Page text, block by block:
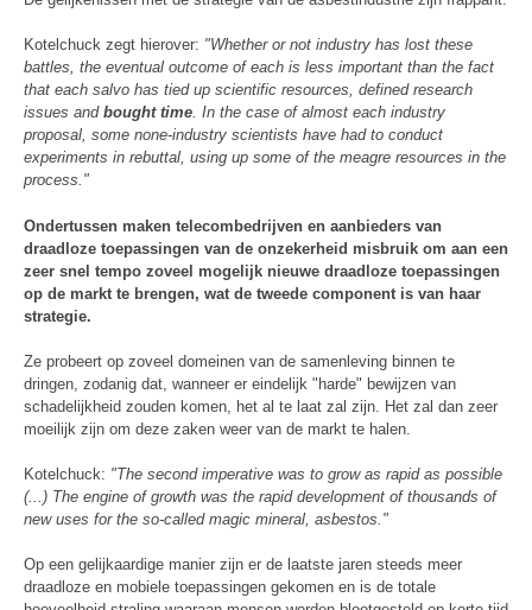
Kotelchuck zegt hierover: "Whether or not industry has lost these
battles, the eventual outcome of each is less important than the fact
that each salvo has tied up scientific resources, defined research
issues and bought time. In the case of almost each industry
proposal, some none-industry scientists have had to conduct
experiments in rebuttal, using up some of the meagre resources in the
process."
Ondertussen maken telecombedrijven en aanbieders van
draadloze toepassingen van de onzekerheid misbruik om aan een
zeer snel tempo zoveel mogelijk nieuwe draadloze toepassingen
op de markt te brengen, wat de tweede component is van haar
strategie.
Ze probeert op zoveel domeinen van de samenleving binnen te
dringen, zodanig dat, wanneer er eindelijk "harde" bewijzen van
schadelijkheid zouden komen, het al te laat zal zijn. Het zal dan zeer
moeilijk zijn om deze zaken weer van de markt te halen.
Kotelchuck: "The second imperative was to grow as rapid as possible
(...) The engine of growth was the rapid development of thousands of
new uses for the so-called magic mineral, asbestos."
Op een gelijkaardige manier zijn er de laatste jaren steeds meer
draadloze en mobiele toepassingen gekomen en is de totale